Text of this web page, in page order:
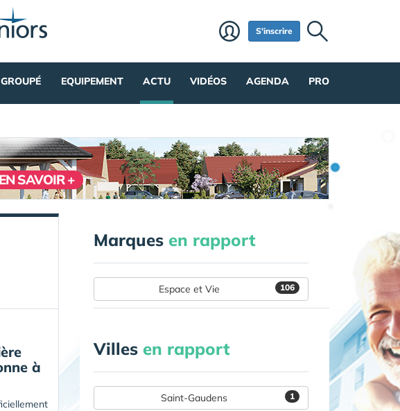
S'inscrire
EQUIPEMENT ACTU VIDÉOS AGENDA PRO
EN SAVOIR +
à
Marques en rapport
106
Espace et Vie
Villes en rapport
1
Saint-Gaudens